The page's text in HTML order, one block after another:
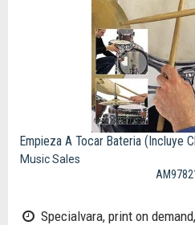
Empieza A Tocar Bateria (Incluye
Music Sales
Specialvara, print on